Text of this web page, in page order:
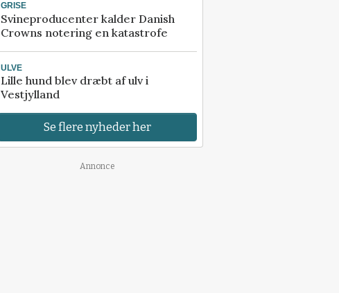
GRISE
Svineproducenter kalder Danish
Crowns notering en katastrofe
ULVE
Lille hund blev dræbt af ulv i
Vestjylland
Se flere nyheder her
Annonce